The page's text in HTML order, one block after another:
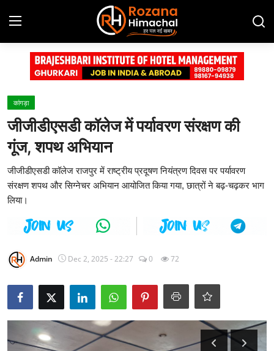
Login Register
Home
Contact
Advertisement Gallery
हिमाचल प्रदेश
दुनिया
टेक्नोलॉजी
खेल
कांगड़ा
जीजीडीएसडी कॉलेज में पर्यावरण संरक्षण की
गूंज, शपथ अभियान
जीजीडीएसडी कॉलेज राजपुर में राष्ट्रीय प्रदूषण नियंत्रण दिवस पर पर्यावरण
संरक्षण शपथ और सिग्नेचर अभियान आयोजित किया गया, छात्रों ने बढ़-चढ़कर भाग
लिया।
Admin Dec 2, 2025 - 22:27 0 72